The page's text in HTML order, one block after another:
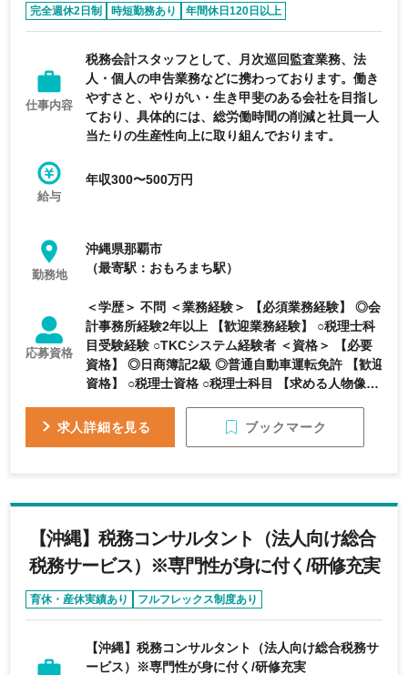
完全週休2日制 時短勤務あり
年間休日120日以上
育休・産休実績あり
学歴不問
仕事内容
税務会計スタッフとして、月次巡回監査業務、法
人・個人の申告業務などに携わっております。働き
やすさと、やりがい・生き甲斐のある会社を目指し
ており、具体的には、総労働時間の削減と社員一人
当たりの生産性向上に取り組んでおります。
給与
年収300〜500万円
勤務地
沖縄県那覇市
（最寄駅：おもろまち駅）
応募資格
＜学歴＞ 不問 ＜業務経験＞ 【必須業務経験】 ◎会
計事務所経験2年以上 【歓迎業務経験】 ○税理士科
目受験経験 ○TKCシステム経験者 ＜資格＞ 【必要
資格】 ◎日商簿記2級 ◎普通自動車運転免許 【歓迎
資格】 ○税理士資格 ○税理士科目 【求める人物像】
会計・経営指導を通して、沖縄の地域社会に貢献し
求人詳細を見る ブックマーク
【沖縄】税務コンサルタント（法人向け総合
税務サービス）※専門性が身に付く/研修充実
育休・産休実績あり フルフレックス制度あり
【沖縄】税務コンサルタント（法人向け総合税務サ
ービス）※専門性が身に付く/研修充実